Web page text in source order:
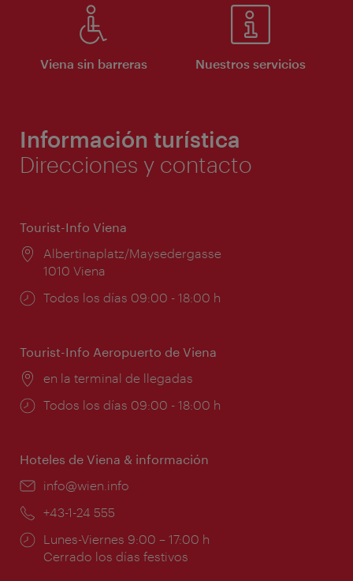
Viena sin barreras Nuestros servicios
Información turística
Direcciones y contacto
Tourist-Info Viena
Lugar:
Albertinaplatz/Maysedergasse
1010 Viena
Horarios
Todos los días 09:00 - 18:00 h
Tourist-Info Aeropuerto de Viena
Lugar:
en la terminal de llegadas
Horarios
Todos los días 09:00 - 18:00 h
Hoteles de Viena & información
e-
info@wien.info
Teléfono:
+43-1-24 555
Horarios
de
Lunes-Viernes 9:00 – 17:00 h
Cerrado los días festivos